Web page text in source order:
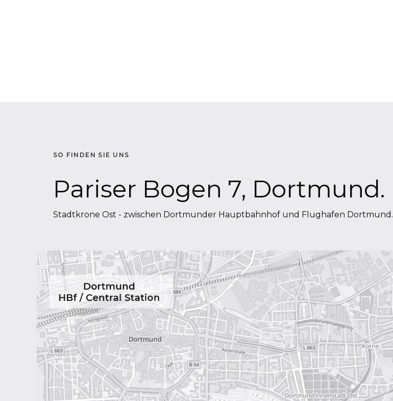
SO FINDEN SIE UNS
Pariser Bogen 7, Dortmund.
Stadtkrone Ost - zwischen Dortmunder Hauptbahnhof und Flughafen Dortmund.